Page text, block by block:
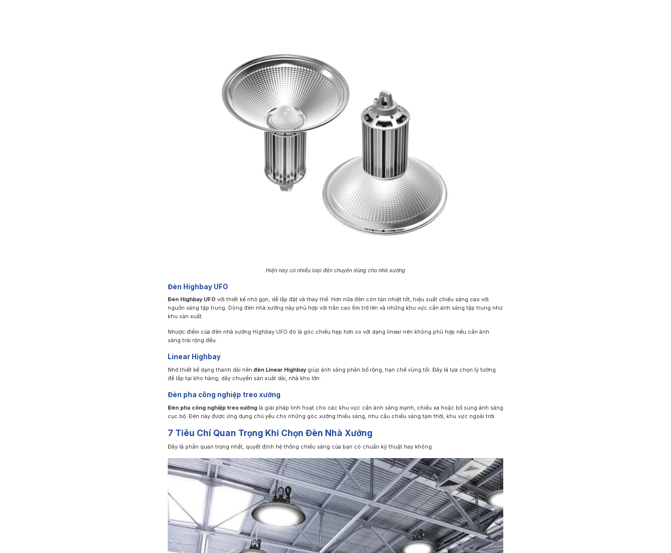
Hiện nay có nhiều loại đèn chuyên dùng cho nhà xưởng
Đèn Highbay UFO
Đèn Highbay UFO với thiết kế nhỏ gọn, dễ lắp đặt và thay thế. Hơn nữa đèn còn tản nhiệt tốt, hiệu suất chiếu sáng cao với
nguồn sáng tập trung. Dòng đèn nhà xưởng này phù hợp với trần cao 6m trở lên và những khu vực cần ánh sáng tập trung như
khu sản xuất.
Nhược điểm của đèn nhà xưởng Highbay UFO đó là góc chiếu hẹp hơn so với dạng linear nên không phù hợp nếu cần ánh
sáng trải rộng đều.
Linear Highbay
Nhờ thiết kế dạng thanh dài nên đèn Linear Highbaygiúp ánh sáng phân bố rộng, hạn chế vùng tối. Đây là lựa chọn lý tưởng
để lắp tại kho hàng, dây chuyền sản xuất dài, nhà kho lớn.
Đèn pha công nghiệp treo xưởng
Đèn pha công nghiệp treo xưởnglà giải pháp linh hoạt cho các khu vực cần ánh sáng mạnh, chiếu xa hoặc bổ sung ánh sáng
cục bộ. Đèn này được ứng dụng chủ yếu cho những góc xưởng thiếu sáng, nhu cầu chiếu sáng tạm thời, khu vực ngoài trời.
7 Tiêu Chí Quan Trọng Khi Chọn Đèn Nhà Xưởng
Đây là phần quan trọng nhất, quyết định hệ thống chiếu sáng của bạn có chuẩn kỹ thuật hay không.